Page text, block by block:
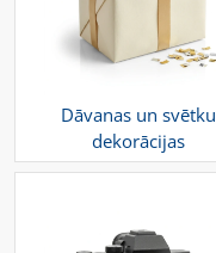
Dāvanas un svētku
dekorācijas